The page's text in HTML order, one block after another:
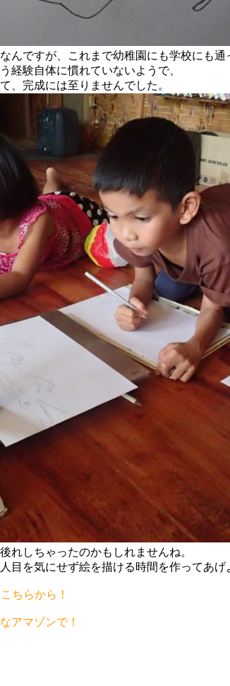
んですが、これまで幼稚園にも学校にも通
経験自体に慣れていないようで、
、完成には至りませんでした。
れしちゃったのかもしれませんね。
目を気にせず絵を描ける時間を作ってあげ
ちらから！
アマゾンで！